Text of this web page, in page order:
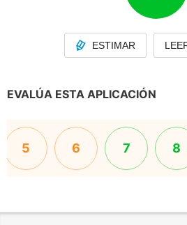
ESTIMAR
EVALÚA ESTA APLICACIÓN
5 6 7 8